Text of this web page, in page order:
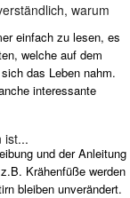
warum
einfach zu lesen, es
welche auf dem
das Leben nahm.
interessante
ist...
und der Anleitung
Krähenfüße werden
bleiben unverändert.